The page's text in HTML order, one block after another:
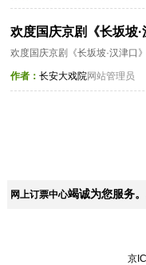
欢度国庆京剧《长坂坡
欢度国庆京剧《长坂坡·汉津口
作者： 长安大戏院网站管理员
网上订票中心竭诚为您服务
京